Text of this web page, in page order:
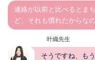
連絡が以前と比べるとま
ど、それも慣れたからなの
叶織先生
そうですね、も